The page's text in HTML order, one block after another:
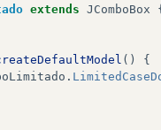
extends JComboBox
()
{
.